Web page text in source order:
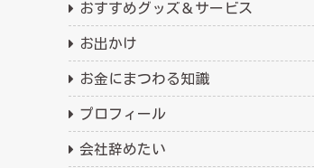
おすすめグッズ＆サービス
お出かけ
お金にまつわる知識
プロフィール
会社辞めたい